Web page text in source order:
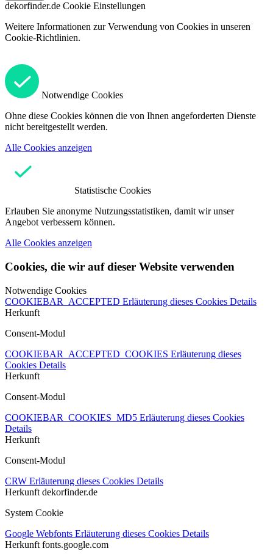
dekorfinder.de Cookie Einstellungen
Weitere Informationen zur Verwendung von Cookies in unseren
Cookie-Richtlinien.
Notwendige Cookies
Ohne diese Cookies können die von Ihnen angeforderten Dienste
nicht bereitgestellt werden.
Alle Cookies anzeigen
Statistische Cookies
Erlauben Sie anonyme Nutzungsstatistiken, damit wir unser
Angebot verbessern können.
Alle Cookies anzeigen
Cookies, die wir auf dieser Website verwenden
Notwendige Cookies
COOKIEBAR_ACCEPTED Erläuterung dieses Cookies Details
Herkunft
Consent-Modul
COOKIEBAR_ACCEPTED_COOKIES Erläuterung dieses
Cookies Details
Herkunft
Consent-Modul
COOKIEBAR_COOKIES_MD5 Erläuterung dieses Cookies
Details
Herkunft
Consent-Modul
CRW Erläuterung dieses Cookies Details
Herkunft dekorfinder.de
System Cookie
Google Webfonts Erläuterung dieses Cookies Details
Herkunft fonts.google.com